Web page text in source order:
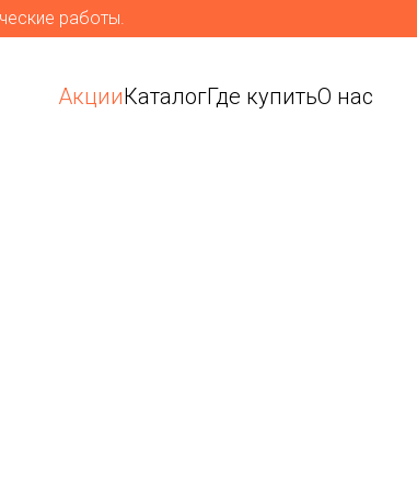
работы.
АкцииКаталогГде купитьО нас